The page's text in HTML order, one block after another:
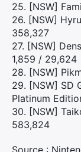
25. [NSW]
26. [NSW]
358,327
27. [NSW]
1,859 / 29,624
28. [NSW]
29. [NSW] SD
Platinum
30. [NSW]
583,824
Source :